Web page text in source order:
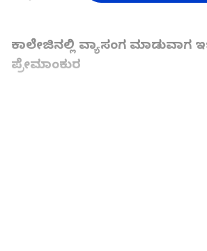
ಕಾಲೇಜಿನಲ್ಲಿ ವ್ಯಾಸಂಗ ಮಾಡುವಾಗ
ಪ್ರೇಮಾಂಕುರ